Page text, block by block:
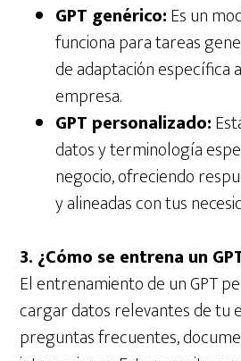
GPT genérico:Es un
funciona para tareas
de adaptación específica
empresa.
GPT personalizado:
datos y terminología
negocio, ofreciendo
y alineadas con tus
3. ¿Cómo se entrena un
El entrenamiento de un GPT
cargar datos relevantes de tu
preguntas frecuentes,